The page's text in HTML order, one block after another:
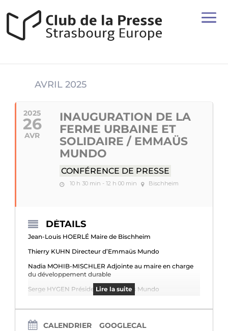
AVRIL 2025
2025
26
AVR
INAUGURATION DE LA
FERME URBAINE ET
SOLIDAIRE / EMMAÜS
MUNDO
CONFÉRENCE DE PRESSE
10 h 30 min - 12 h 00 min Bischheim
Lire la suite
DÉTAILS
Jean-Louis HOERLÉ Maire de Bischheim
Thierry KUHN Directeur d’Emmaüs Mundo
Nadia MOHIB-MISCHLER Adjointe au maire en charge
du développement durable
Serge HYGEN Président d’Emmaüs Mundo
L’INAUGURATION DE LA FERME URBAINE ET
SOLIDAIRE
CALENDRIER GOOGLECAL